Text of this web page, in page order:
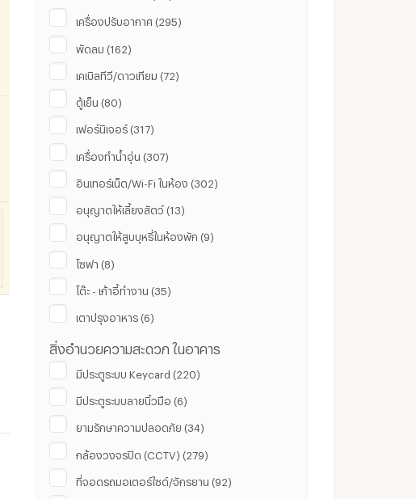
เครื่องปรับอากาศ (295)
พัดลม (162)
เคเบิลทีวี/ดาวเทียม (72)
ตู้เย็น (80)
เฟอร์นิเจอร์ (317)
เครื่องทำน้ำอุ่น (307)
อินเทอร์เน็ต/Wi-Fi ในห้อง (302)
อนุญาตให้เลี้ยงสัตว์ (13)
อนุญาตให้สูบบุหรี่ในห้องพัก (9)
โซฟา (8)
โต๊ะ - เก้าอี้ทำงาน (35)
เตาปรุงอาหาร (6)
สิ่งอำนวยความสะดวก ในอาคาร
มีประตูระบบ Keycard (220)
มีประตูระบบลายนิ้วมือ (6)
ยามรักษาความปลอดภัย (34)
กล้องวงจรปิด (CCTV) (279)
ที่จอดรถมอเตอร์ไซด์/จักรยาน (92)